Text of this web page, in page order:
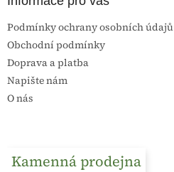
Podmínky ochrany osobních údajů
Obchodní podmínky
Doprava a platba
Napište nám
O nás
Kamenná prodejna